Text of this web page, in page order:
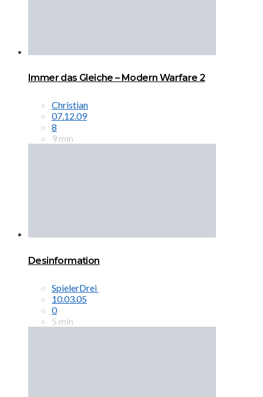
Immer das Gleiche – Modern Warfare 2
Christian
07.12.09
8
9 min
Desinformation
SpielerDrei
10.03.05
0
5 min